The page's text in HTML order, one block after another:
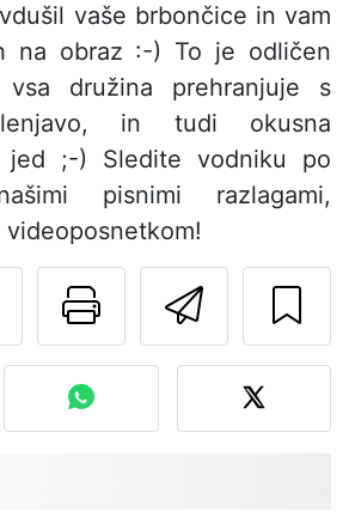
vaše brbončice in vam
na obraz :-) To je odličen
družina prehranjuje s
in tudi okusna
jed ;-) Sledite vodniku po
pisnimi razlagami,
Pošlji
Natisni to
Postavite
svojo fotografijo